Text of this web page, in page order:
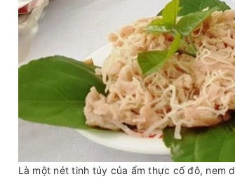
Là một nét tinh túy của ẩm thực cố đô, nem